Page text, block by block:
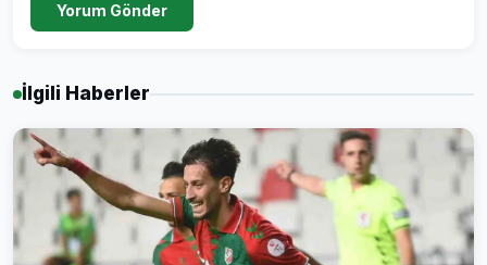
Yorum Gönder
İlgili Haberler